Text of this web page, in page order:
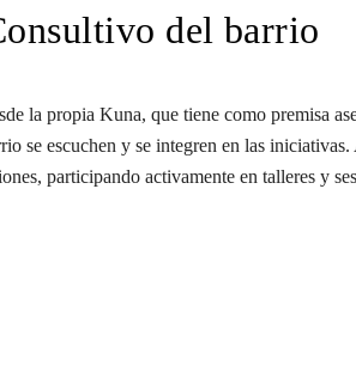
del barrio
la propia Kuna, que tiene como premisa
se escuchen y se integren en las
participando activamente en talleres y